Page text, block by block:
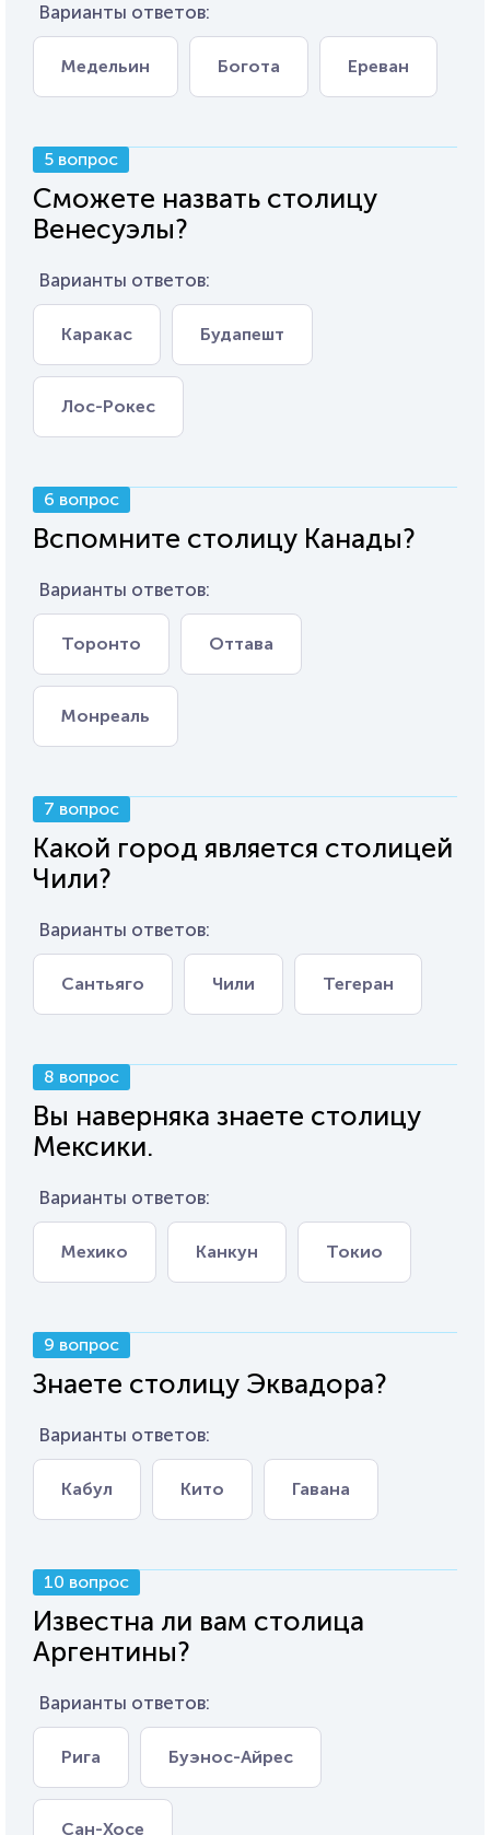
Варианты ответов:
Медельин Богота Ереван
5 вопрос
Сможете назвать столицу
Венесуэлы?
Варианты ответов:
Каракас Будапешт
Лос-Рокес
6 вопрос
Вспомните столицу Канады?
Варианты ответов:
Торонто Оттава
Монреаль
7 вопрос
Какой город является столицей
Чили?
Варианты ответов:
Сантьяго Чили Тегеран
8 вопрос
Вы наверняка знаете столицу
Мексики.
Варианты ответов:
Мехико Канкун Токио
9 вопрос
Знаете столицу Эквадора?
Варианты ответов:
Кабул Кито Гавана
10 вопрос
Известна ли вам столица
Аргентины?
Варианты ответов:
Рига Буэнос-Айрес
Сан-Хосе